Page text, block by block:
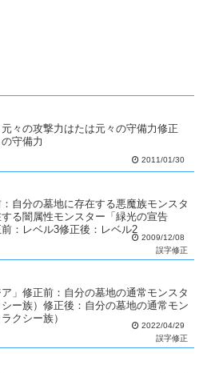
々の攻撃力はたは元々の守備力修正
守備力
2011/01/30
自分の墓地に存在する悪魔族モンスタ
る闇属性モンスター「緑光の宣告
：レベル3修正後：レベル2
2009/12/08
誤字修正
」修正前：自分の墓地の通常モンスタ
ー族）修正後：自分の墓地の通常モン
クシー族）
2022/04/29
誤字修正